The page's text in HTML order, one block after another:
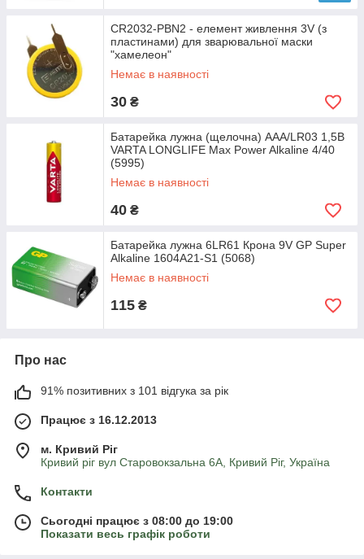
CR2032-PBN2 - елемент живлення 3V (з
пластинами) для зварювальної маски
"хамелеон"
Немає в наявності
30 ₴
Батарейка лужна (щелочна) AAA/LR03 1,5В
VARTA LONGLIFE Max Power Alkaline 4/40
(5995)
Немає в наявності
40 ₴
Батарейка лужна 6LR61 Крона 9V GP Super
Alkaline 1604A21-S1 (5068)
Немає в наявності
115 ₴
Про нас
91% позитивних з 101 відгука за рік
Працює з 16.12.2013
м. Кривий Ріг
Кривий ріг вул Старовокзальна 6А, Кривий Ріг, Україна
Контакти
Сьогодні працює з 08:00 до 19:00
Показати весь графік роботи